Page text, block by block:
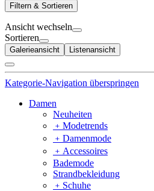
Filtern & Sortieren
Ansicht wechseln
Sortieren
Galerieansicht Listenansicht
Kategorie-Navigation überspringen
Damen
Neuheiten
﹢ Modetrends
﹢ Damenmode
﹢ Accessoires
Bademode
Strandbekleidung
﹢ Schuhe